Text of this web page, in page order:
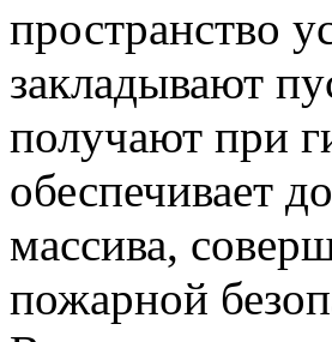
пространство
закладывают
получают при
обеспечивает
массива,
пожарной